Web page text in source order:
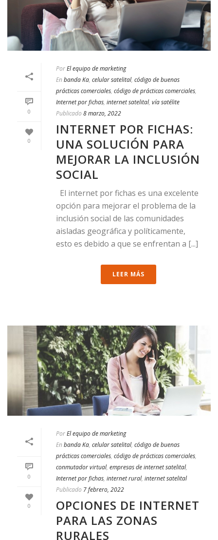
0
0
PorEl equipo de marketing
En banda Ka, celular satelital, código de buenas
prácticas comerciales, código de prácticas comerciales,
Internet por fichas, internet satelital, vía satélite
Publicado 8 marzo, 2022
INTERNET POR FICHAS:
UNA SOLUCIÓN PARA
MEJORAR LA INCLUSIÓN
SOCIAL
El internet por fichas es una excelente
opción para mejorar el problema de la
inclusión social de las comunidades
aisladas geográfica y políticamente,
esto es debido a que se enfrentan a [...]
LEER MÁS
0
0
PorEl equipo de marketing
En banda Ka, celular satelital, código de buenas
prácticas comerciales, código de prácticas comerciales,
conmutador virtual, empresas de internet satelital,
Internet por fichas, internet rural, internet satelital
Publicado 7 febrero, 2022
OPCIONES DE INTERNET
PARA LAS ZONAS
RURALES